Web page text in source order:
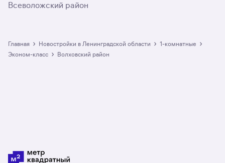
Всеволожский район
Главная › Новостройки в Ленинградской области › 1-комнатные ›
эконом-класс › Волховский район